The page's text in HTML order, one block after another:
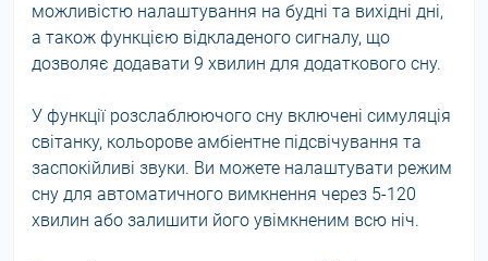
можливістю налаштування на будні та вихідні дні,
а також функцією відкладеного сигналу, що
дозволяє додавати 9 хвилин для додаткового сну.
У функції розслаблюючого сну включені симуляція
світанку, кольорове амбіентне підсвічування та
заспокійливі звуки. Ви можете налаштувати режим
сну для автоматичного вимкнення через 5-120
хвилин або залишити його увімкненим всю ніч.